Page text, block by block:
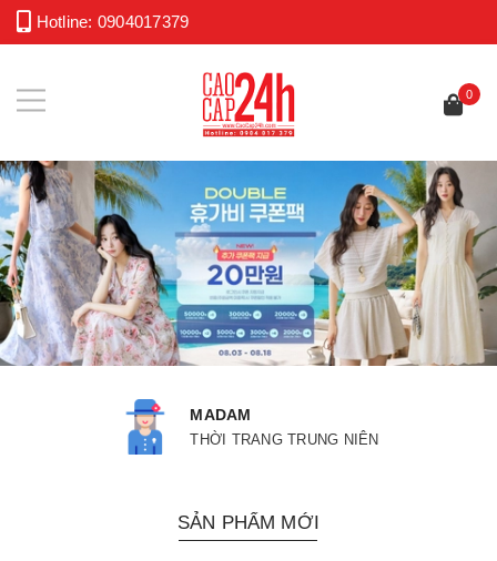
Hotline: 0904017379
0
THỜI TRANG MẶC NHÀ
SẢN PHẨM MỚI